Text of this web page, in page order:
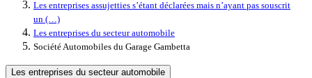
Les entreprises assujetties s’étant déclarées mais n’ayant pas souscrit
un (…)
Les entreprises du secteur automobile
Société Automobiles du Garage Gambetta
Les entreprises du secteur automobile